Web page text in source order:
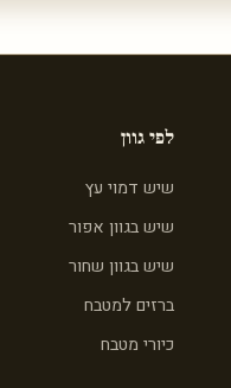
לפי גוון
שיש דמוי עץ
שיש בגוון אפור
שיש בגוון שחור
ברזים למטבח
כיורי מטבח